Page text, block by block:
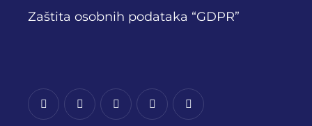
Zaštita osobnih podataka “GDPR”